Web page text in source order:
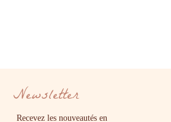
Newsletter
Recevez les nouveautés en